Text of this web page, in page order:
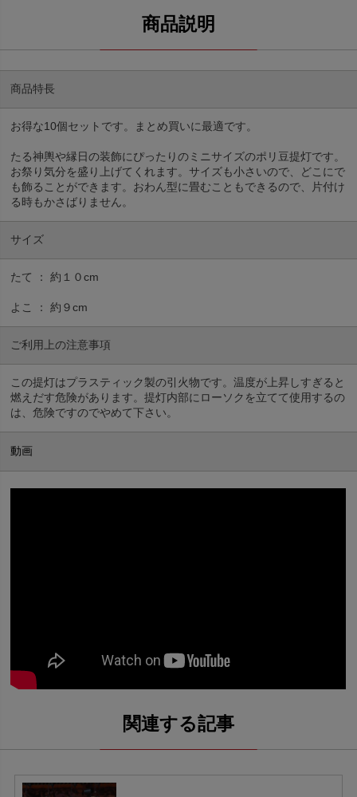
商品特長
お得な10個セットです。まとめ買いに最適です。
たる神輿や縁日の装飾にぴったりのミニサイズのポリ豆提灯です。
お祭り気分を盛り上げてくれます。サイズも小さいので、どこにで
も飾ることができます。おわん型に畳むこともできるので、片付け
る時もかさばりません。
サイズ
たて ： 約１０cm
よこ ： 約９cm
ご利用上の注意事項
この提灯はプラスティック製の引火物です。温度が上昇しすぎると
燃えだす危険があります。提灯内部にローソクを立てて使用するの
は、危険ですのでやめて下さい。